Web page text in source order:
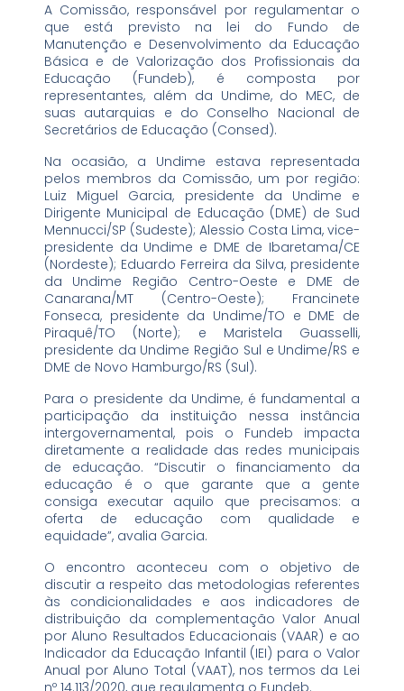
A Comissão, responsável por regulamentar o
que está previsto na lei do Fundo de
Manutenção e Desenvolvimento da Educação
Básica e de Valorização dos Profissionais da
Educação (Fundeb), é composta por
representantes, além da Undime, do MEC, de
suas autarquias e do Conselho Nacional de
Secretários de Educação (Consed).
Na ocasião, a Undime estava representada
pelos membros da Comissão, um por região:
Luiz Miguel Garcia, presidente da Undime e
Dirigente Municipal de Educação (DME) de Sud
Mennucci/SP (Sudeste); Alessio Costa Lima, vice-
presidente da Undime e DME de Ibaretama/CE
(Nordeste); Eduardo Ferreira da Silva, presidente
da Undime Região Centro-Oeste e DME de
Canarana/MT (Centro-Oeste); Francinete
Fonseca, presidente da Undime/TO e DME de
Piraquê/TO (Norte); e Maristela Guasselli,
presidente da Undime Região Sul e Undime/RS e
DME de Novo Hamburgo/RS (Sul).
Para o presidente da Undime, é fundamental a
participação da instituição nessa instância
intergovernamental, pois o Fundeb impacta
diretamente a realidade das redes municipais
de educação. “Discutir o financiamento da
educação é o que garante que a gente
consiga executar aquilo que precisamos: a
oferta de educação com qualidade e
equidade”, avalia Garcia.
O encontro aconteceu com o objetivo de
discutir a respeito das metodologias referentes
às condicionalidades e aos indicadores de
distribuição da complementação Valor Anual
por Aluno Resultados Educacionais (VAAR) e ao
Indicador da Educação Infantil (IEI) para o Valor
Anual por Aluno Total (VAAT), nos termos da Lei
nº 14.113/2020, que regulamenta o Fundeb.